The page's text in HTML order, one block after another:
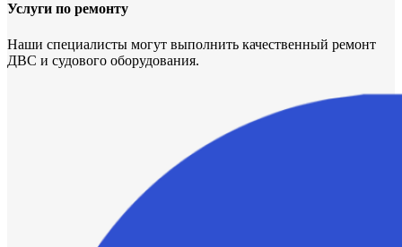
Услуги по ремонту
Наши специалисты могут выполнить качественный ремонт
ДВС и судового оборудования.